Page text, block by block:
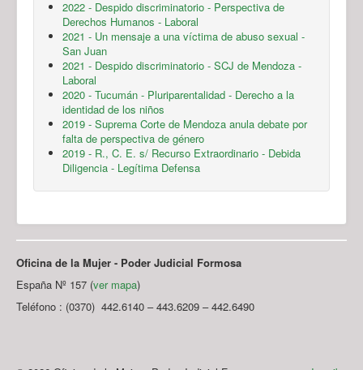
2022 - Despido discriminatorio - Perspectiva de
Derechos Humanos - Laboral
2021 - Un mensaje a una víctima de abuso sexual -
San Juan
2021 - Despido discriminatorio - SCJ de Mendoza -
Laboral
2020 - Tucumán - Pluriparentalidad - Derecho a la
identidad de los niños
2019 - Suprema Corte de Mendoza anula debate por
falta de perspectiva de género
2019 - R., C. E. s/ Recurso Extraordinario - Debida
Diligencia - Legítima Defensa
Oficina de la Mujer - Poder Judicial Formosa
España Nº 157 (ver mapa)
Teléfono : (0370) 442.6140 – 443.6209 – 442.6490